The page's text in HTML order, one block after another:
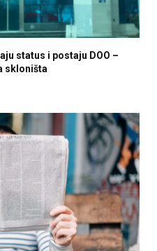
status i postaju DOO –
skloništa